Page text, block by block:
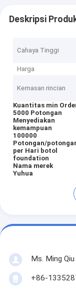
Deskripsi
Cahaya Tinggi
Harga
Kemasan rincian
Kuantitas min
5000 Potongan
Menyediakan
kemampuan
100000
Potongan/
per Hari botol
foundation
Nama merek
Yuhua
Ms. Ming Qiu
+86-